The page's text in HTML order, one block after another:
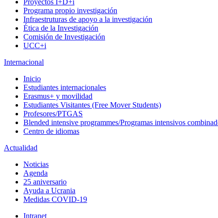
Proyectos I+D+i
Programa propio investigación
Infraestruturas de apoyo a la investigación
Ética de la Investigación
Comisión de Investigación
UCC+i
Internacional
Inicio
Estudiantes internacionales
Erasmus+ y movilidad
Estudiantes Visitantes (Free Mover Students)
Profesores/PTGAS
Blended intensive programmes/Programas intensivos
Centro de idiomas
Actualidad
Noticias
Agenda
25 aniversario
Ayuda a Ucrania
Medidas COVID-19
Intranet